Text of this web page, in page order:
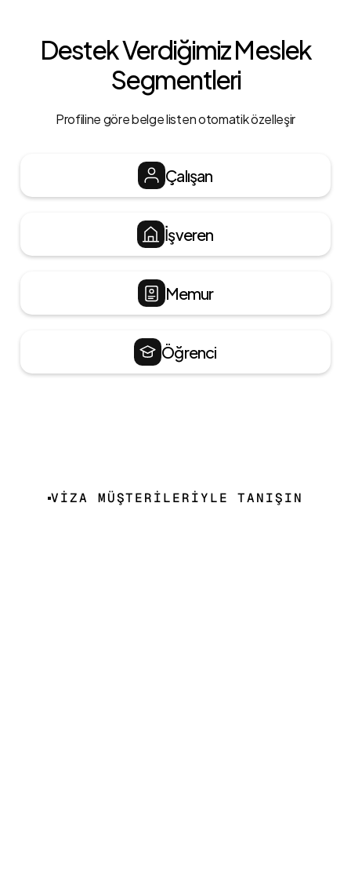
Destek Verdiğimiz Meslek
Segmentleri
Profiline göre belge listen otomatik özelleşir
Çalışan
İşveren
Memur
Öğrenci
VİZA MÜŞTERİLERİYLE TANIŞIN